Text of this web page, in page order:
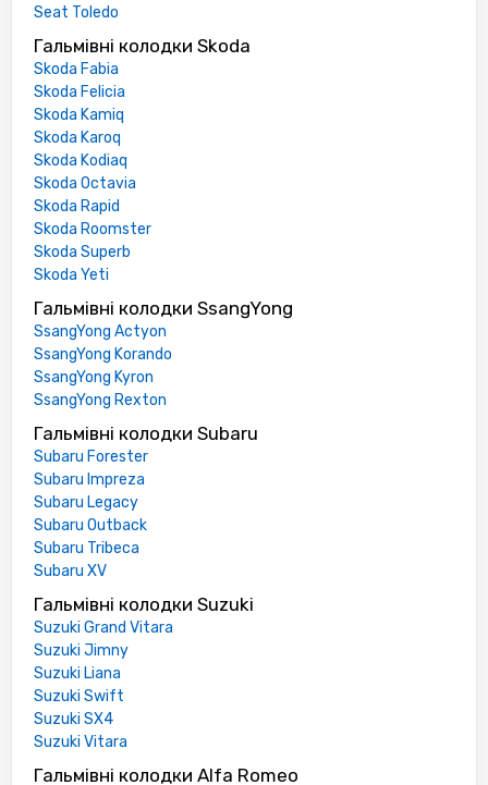
Seat Toledo
Гальмівні колодки Skoda
Skoda Fabia
Skoda Felicia
Skoda Kamiq
Skoda Karoq
Skoda Kodiaq
Skoda Octavia
Skoda Rapid
Skoda Roomster
Skoda Superb
Skoda Yeti
Гальмівні колодки SsangYong
SsangYong Actyon
SsangYong Korando
SsangYong Kyron
SsangYong Rexton
Гальмівні колодки Subaru
Subaru Forester
Subaru Impreza
Subaru Legacy
Subaru Outback
Subaru Tribeca
Subaru XV
Гальмівні колодки Suzuki
Suzuki Grand Vitara
Suzuki Jimny
Suzuki Liana
Suzuki Swift
Suzuki SX4
Suzuki Vitara
Гальмівні колодки Alfa Romeo